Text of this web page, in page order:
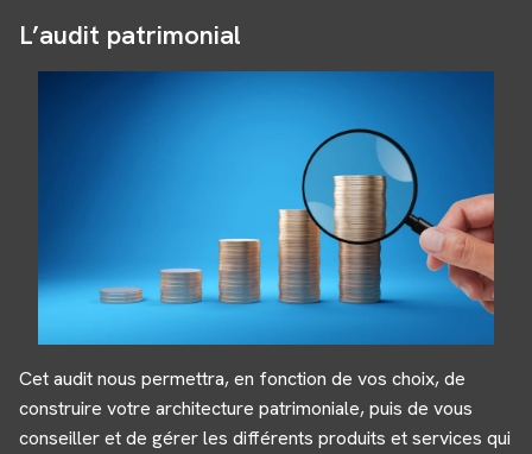
L’audit patrimonial
Cet audit nous permettra, en fonction de vos choix, de
construire votre architecture patrimoniale, puis de vous
conseiller et de gérer les différents produits et services qui